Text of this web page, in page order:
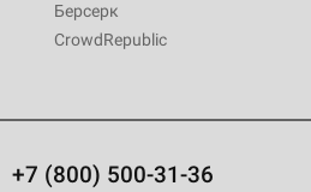
Берсерк
CrowdRepublic
+7 (800) 500-31-36